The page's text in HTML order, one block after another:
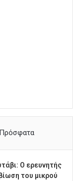
Πρόσφατα
Ο ερευνητής
του μικρού